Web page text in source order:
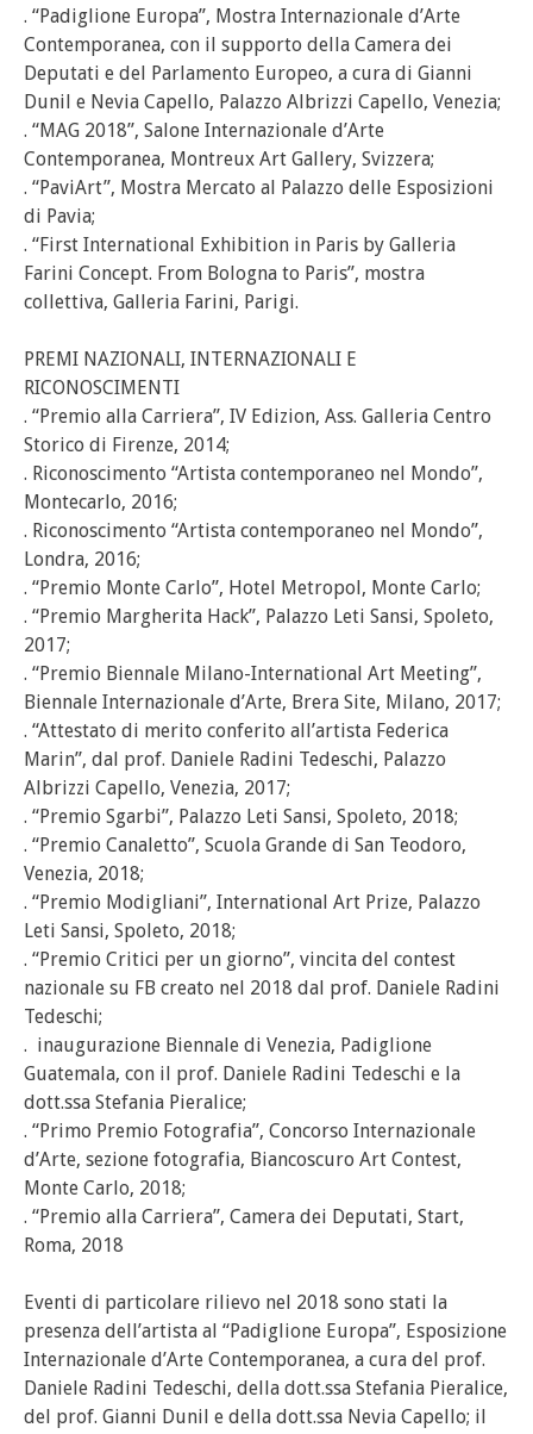
. “Padiglione Europa”, Mostra Internazionale d’Arte
Contemporanea, con il supporto della Camera dei
Deputati e del Parlamento Europeo, a cura di Gianni
Dunil e Nevia Capello, Palazzo Albrizzi Capello, Venezia;
. “MAG 2018”, Salone Internazionale d’Arte
Contemporanea, Montreux Art Gallery, Svizzera;
. “PaviArt”, Mostra Mercato al Palazzo delle Esposizioni
di Pavia;
. “First International Exhibition in Paris by Galleria
Farini Concept. From Bologna to Paris”, mostra
collettiva, Galleria Farini, Parigi.
PREMI NAZIONALI, INTERNAZIONALI E
RICONOSCIMENTI
. “Premio alla Carriera”, IV Edizion, Ass. Galleria Centro
Storico di Firenze, 2014;
. Riconoscimento “Artista contemporaneo nel Mondo”,
Montecarlo, 2016;
. Riconoscimento “Artista contemporaneo nel Mondo”,
Londra, 2016;
. “Premio Monte Carlo”, Hotel Metropol, Monte Carlo;
. “Premio Margherita Hack”, Palazzo Leti Sansi, Spoleto,
2017;
. “Premio Biennale Milano-International Art Meeting”,
Biennale Internazionale d’Arte, Brera Site, Milano, 2017;
. “Attestato di merito conferito all’artista Federica
Marin”, dal prof. Daniele Radini Tedeschi, Palazzo
Albrizzi Capello, Venezia, 2017;
. “Premio Sgarbi”, Palazzo Leti Sansi, Spoleto, 2018;
. “Premio Canaletto”, Scuola Grande di San Teodoro,
Venezia, 2018;
. “Premio Modigliani”, International Art Prize, Palazzo
Leti Sansi, Spoleto, 2018;
. “Premio Critici per un giorno”, vincita del contest
nazionale su FB creato nel 2018 dal prof. Daniele Radini
Tedeschi;
. inaugurazione Biennale di Venezia, Padiglione
Guatemala, con il prof. Daniele Radini Tedeschi e la
dott.ssa Stefania Pieralice;
. “Primo Premio Fotografia”, Concorso Internazionale
d’Arte, sezione fotografia, Biancoscuro Art Contest,
Monte Carlo, 2018;
. “Premio alla Carriera”, Camera dei Deputati, Start,
Roma, 2018
Eventi di particolare rilievo nel 2018 sono stati la
presenza dell’artista al “Padiglione Europa”, Esposizione
Internazionale d’Arte Contemporanea, a cura del prof.
Daniele Radini Tedeschi, della dott.ssa Stefania Pieralice,
del prof. Gianni Dunil e della dott.ssa Nevia Capello; il